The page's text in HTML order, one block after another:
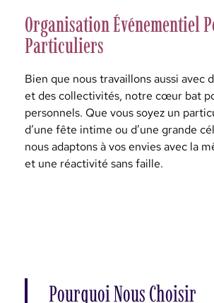
Organisation Événementiel
Particuliers
Bien que nous travaillons aussi avec
et des collectivités, notre cœur bat
personnels. Que vous soyez un
d’une fête intime ou d’une grande
nous adaptons à vos envies avec la
et une réactivité sans faille.
Pourquoi Nous Choisir